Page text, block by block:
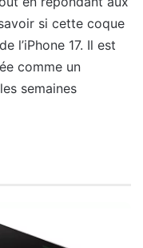
si cette coque
l’iPhone 17. Il est
comme un
semaines